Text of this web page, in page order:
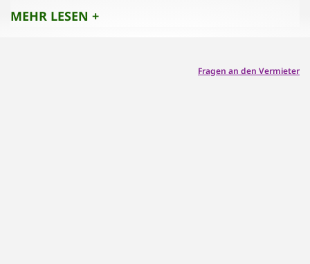
- Kein Lärm
MEHR LESEN +
Fragen an den Vermieter